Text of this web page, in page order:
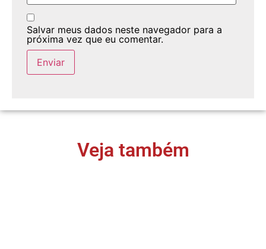
Salvar meus dados neste navegador para a
próxima vez que eu comentar.
Veja também